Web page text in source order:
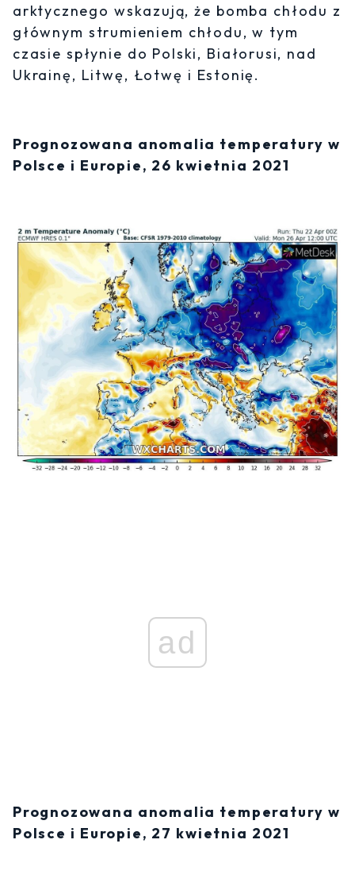
arktycznego wskazują, że bomba chłodu z
głównym strumieniem chłodu, w tym
czasie spłynie do Polski, Białorusi, nad
Ukrainę, Litwę, Łotwę i Estonię.
Prognozowana anomalia temperatury w
Polsce i Europie, 26 kwietnia 2021
ad
Prognozowana anomalia temperatury w
Polsce i Europie, 27 kwietnia 2021